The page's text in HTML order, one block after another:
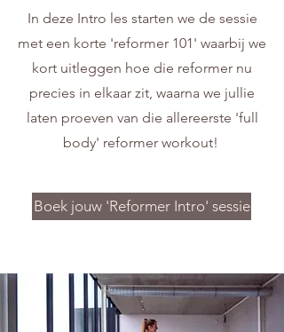
In deze Intro les starten we de sessie
met een korte 'reformer 101' waarbij we
kort uitleggen hoe die reformer nu
precies in elkaar zit, waarna we jullie
laten proeven van die allereerste 'full
body' reformer workout!
Boek jouw 'Reformer Intro' sessie